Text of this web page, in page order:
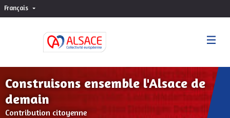
Français Choisir la langue
Construisons ensemble l'Alsace de
demain
Contribution citoyenne